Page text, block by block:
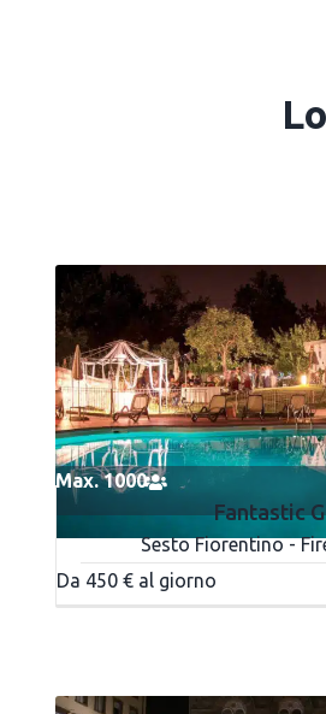
Max. 1000
Fantastic
Sesto Fiorentino -
Da 450 € al giorno